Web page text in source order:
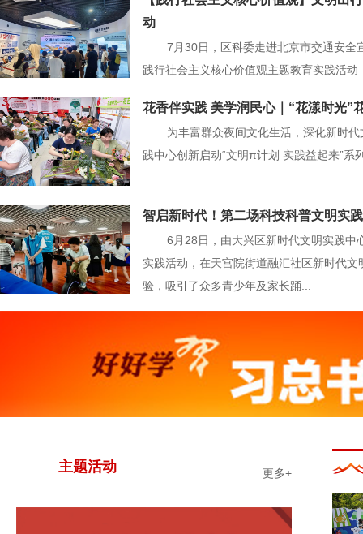
动
7月30日，区科委走进北京市交通安全
践行社会主义核心价值观主题教育实践活
花香伴实践 美学润民心｜“花漾时光”
为丰富群众夜间文化生活，深化新时
践中心创新启动“文明π计划 实践益起来”系
智启新时代！第二场科技科普文明实
6月28日，由大兴区新时代文明实践中
实践活动，在天宫院街道融汇社区新时代
验，吸引了众多青少年及家长踊...
主题活动 更多+